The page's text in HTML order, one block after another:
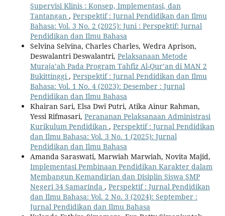
Supervisi Klinis : Konsep, Implementasi, dan
Tantangan , Perspektif : Jurnal Pendidikan dan Ilmu
Bahasa: Vol. 3 No. 2 (2025): Juni : Perspektif: Jurnal
Pendidikan dan Ilmu Bahasa
Selvina Selvina, Charles Charles, Wedra Aprison,
Deswalantri Deswalantri, Pelaksanaan Metode
Muraja’ah Pada Program Tahfiz Al-Qur’an di MAN 2
Bukittinggi , Perspektif : Jurnal Pendidikan dan Ilmu
Bahasa: Vol. 1 No. 4 (2023): Desember : Jurnal
Pendidikan dan Ilmu Bahasa
Khairan Sari, Elsa Dwi Putri, Atika Ainur Rahman,
Yessi Rifmasari, Perananan Pelaksanaan Administrasi
Kurikulum Pendidikan , Perspektif : Jurnal Pendidikan
dan Ilmu Bahasa: Vol. 3 No. 1 (2025): Jurnal
Pendidikan dan Ilmu Bahasa
Amanda Saraswati, Marwiah Marwiah, Novita Majid,
Implementasi Pembinaan Pendidikan Karakter dalam
Membangun Kemandirian dan Disiplin Siswa SMP
Negeri 34 Samarinda , Perspektif : Jurnal Pendidikan
dan Ilmu Bahasa: Vol. 2 No. 3 (2024): September :
Jurnal Pendidikan dan Ilmu Bahasa